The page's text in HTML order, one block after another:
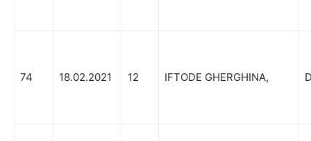
74 18.02.2021 12 IFTODE GHERGHINA,